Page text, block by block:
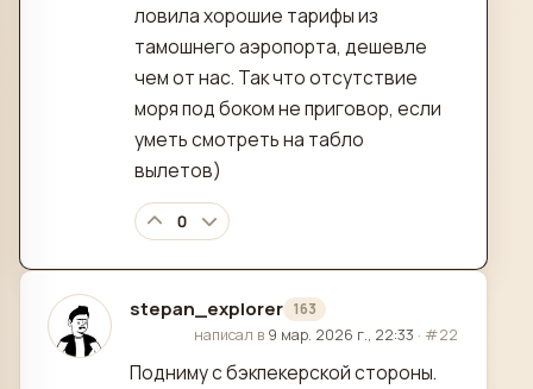
ловила хорошие тарифы из
тамошнего аэропорта, дешевле
чем от нас. Так что отсутствие
моря под боком не приговор, если
уметь смотреть на табло
вылетов)
0
stepan_explorer 163
отредактировано
написал в 9 мар. 2026 г., 22:33 · #22
Подниму с бэкпекерской стороны.